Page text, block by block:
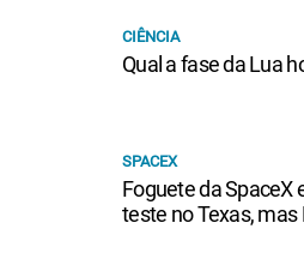
CIÊNCIA
Qual a fase da Lua
SPACEX
Foguete da SpaceX
teste no Texas,